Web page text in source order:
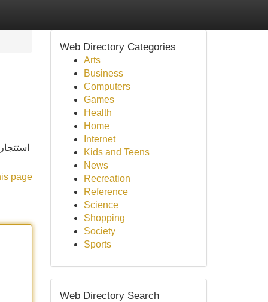
page
Web Directory Categories
Arts
Business
Computers
Games
Health
Home
Internet
Kids and Teens
News
Recreation
Reference
Science
Shopping
Society
Sports
Web Directory Search